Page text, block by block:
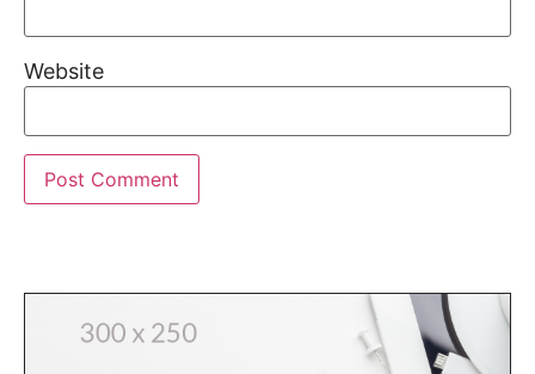
Website